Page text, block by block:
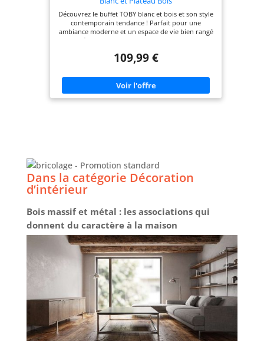
Découvrez le buffet TOBY blanc et bois et son style
contemporain tendance ! Parfait pour une
ambiance moderne et un espace de vie bien rangé
! Doté de nombreux rangements : 4 placards
et son côté bicolore blanc et bois Dimensions du
109,99 €
Dans la catégorie Décoration
d’intérieur
Bois massif et métal : les associations qui
donnent du caractère à la maison